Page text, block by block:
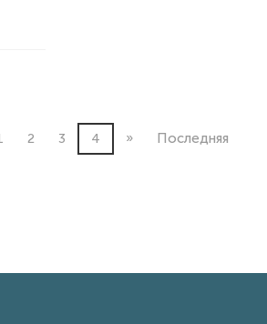
2 3 4 » Последняя